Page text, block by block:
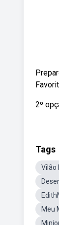
2º
Tags
Vilão
Meu